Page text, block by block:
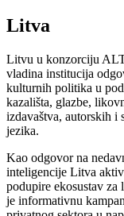
Litva
Litvu u konzorciju
vladina institucija
kulturnih politika u
kazališta, glazbe,
izdavaštva, autorskih i
jezika.
Kao odgovor na
inteligencije Litva
podupire ekosustav
je informativnu